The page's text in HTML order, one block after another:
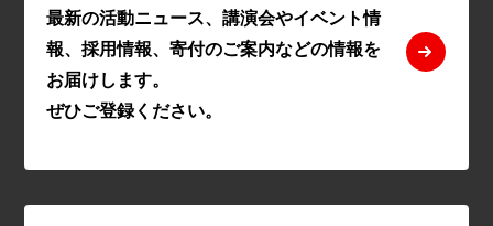
最新の活動ニュース、講演会やイベント情
報、採用情報、寄付のご案内などの情報を
お届けします。
ぜひご登録ください。